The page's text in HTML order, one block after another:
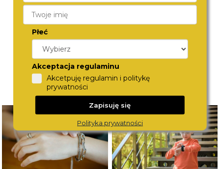
Płeć
Akceptacja regulaminu
Akcetpuję regulamin i politykę
prywatności
Zapisuję się
Polityka prywatności